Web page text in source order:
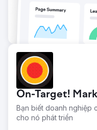
On-Target!
Bạn biết doanh nghiệp
cho nó phát triển